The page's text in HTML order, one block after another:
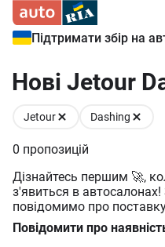
Підтримати збір на
Нові Jetour
Jetour Dashing
0 пропозицій
Дізнайтесь першим 🚀,
з'явиться в
повідомимо про
Повідомити про